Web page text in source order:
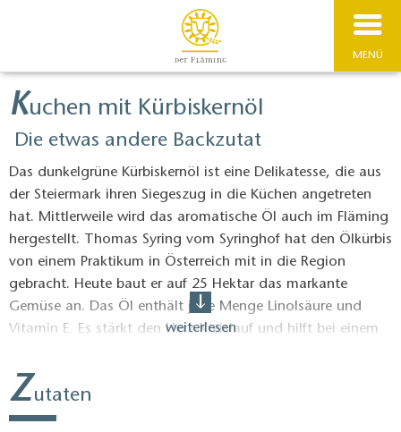
MENÜ
Kuchen mit Kürbiskernöl
Die etwas andere Backzutat
Das dunkelgrüne Kürbiskernöl ist eine Delikatesse, die aus
der Steiermark ihren Siegeszug in die Küchen angetreten
hat. Mittlerweile wird das aromatische Öl auch im Fläming
hergestellt. Thomas Syring vom Syringhof hat den Ölkürbis
von einem Praktikum in Österreich mit in die Region
gebracht. Heute baut er auf 25 Hektar das markante
Gemüse an. Das Öl enthält jede Menge Linolsäure und
Vitamin E. Es stärkt den Herz-Kreislauf und hilft bei einem
verwendbar. Probieren Sie es doch mal mit einem Kuchen,
der das wertvolle Öl enthält.
weiterlesen
Zutaten